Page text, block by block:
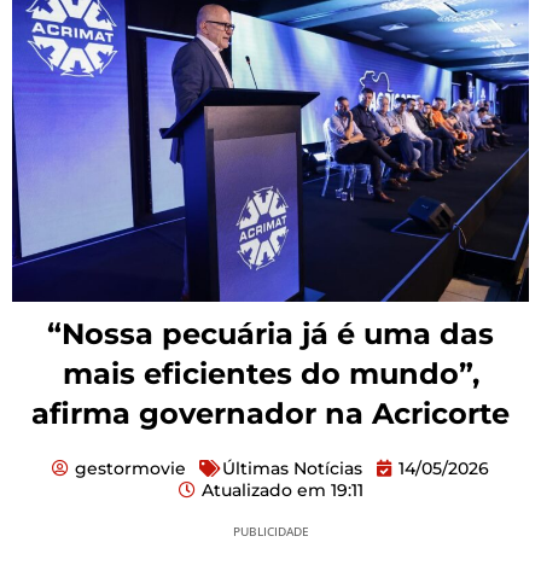
“Nossa pecuária já é uma das
mais eficientes do mundo”,
afirma governador na Acricorte
gestormovie Últimas Notícias
14/05/2026
Atualizado em 19:11
PUBLICIDADE